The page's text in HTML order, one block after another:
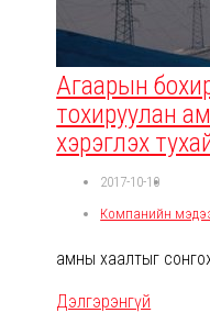
Агаарын
тохируулан
хэрэглэх
2017-10-10
Компанийн
амны хаалтыг
Дэлгэрэнгүй